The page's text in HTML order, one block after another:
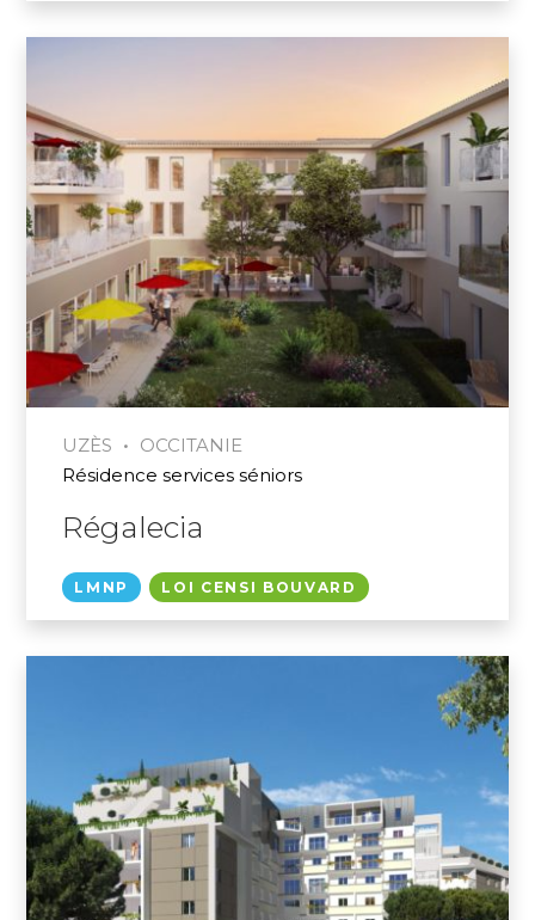
UZÈS • OCCITANIE
Résidence services séniors
Régalecia
LMNP LOI CENSI BOUVARD